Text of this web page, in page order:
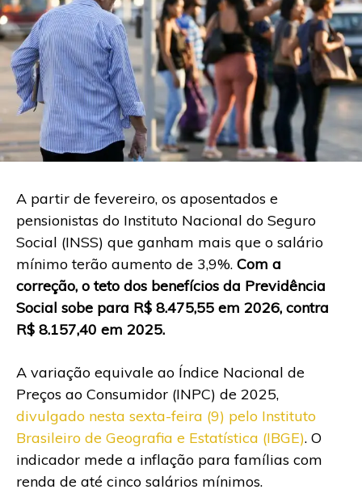
A partir de fevereiro, os aposentados e
pensionistas do Instituto Nacional do Seguro
Social (INSS) que ganham mais que o salário
mínimo terão aumento de 3,9%. Com a
correção, o teto dos benefícios da Previdência
Social sobe para R$ 8.475,55 em 2026, contra
R$ 8.157,40 em 2025.
A variação equivale ao Índice Nacional de
Preços ao Consumidor (INPC) de 2025,
divulgado nesta sexta-feira (9) pelo Instituto
Brasileiro de Geografia e Estatística (IBGE). O
indicador mede a inflação para famílias com
renda de até cinco salários mínimos.